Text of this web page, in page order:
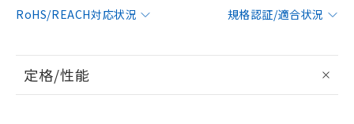
RoHS/REACH対応状況
規格認証/適合状況
定格/性能